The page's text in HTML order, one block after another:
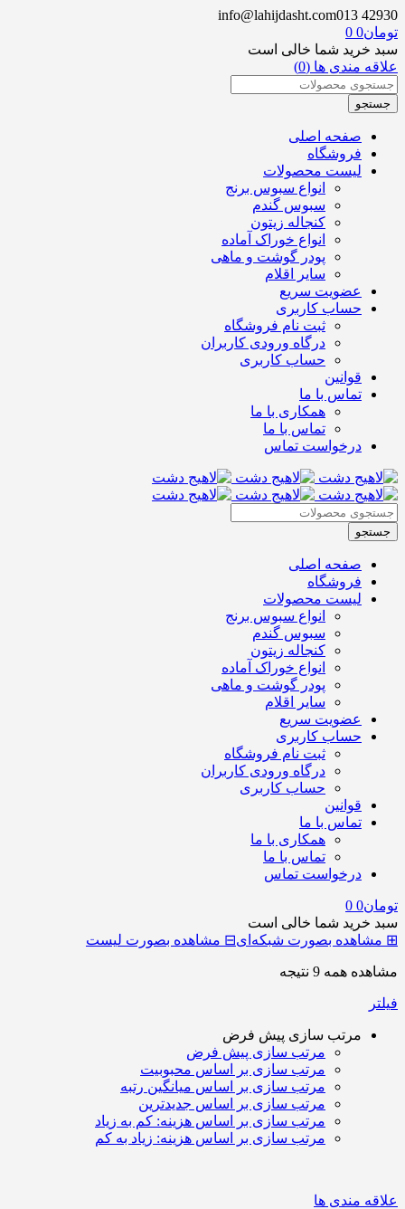
info@lahijdasht.com013 42930
تومان0
0
سبد خرید شما خالی است
علاقه مندی ها (0)
صفحه اصلی
فروشگاه
لیست محصولات
انواع سبوس برنج
سبوس گندم
کنجاله زیتون
انواع خوراک آماده
پودر گوشت و ماهی
سایر اقلام
عضویت سریع
حساب کاربری
ثبت نام فروشگاه
درگاه ورودی کاربران
حساب کاربری
قوانین
تماس با ما
همکاری با ما
تماس با ما
درخواست تماس
صفحه اصلی
فروشگاه
لیست محصولات
انواع سبوس برنج
سبوس گندم
کنجاله زیتون
انواع خوراک آماده
پودر گوشت و ماهی
سایر اقلام
عضویت سریع
حساب کاربری
ثبت نام فروشگاه
درگاه ورودی کاربران
حساب کاربری
قوانین
تماس با ما
همکاری با ما
تماس با ما
درخواست تماس
تومان0
0
سبد خرید شما خالی است
⊞ مشاهده بصورت شبکه‌ای⊟ مشاهده بصورت لیست
مشاهده همه 9 نتیجه
فیلتر
مرتب سازی پیش فرض
مرتب سازی پیش فرض
مرتب سازی بر اساس محبوبیت
مرتب سازی بر اساس میانگین رتبه
مرتب سازی بر اساس جدیدترین
مرتب سازی بر اساس هزینه: کم به زیاد
مرتب سازی بر اساس هزینه: زیاد به کم
علاقه مندی ها